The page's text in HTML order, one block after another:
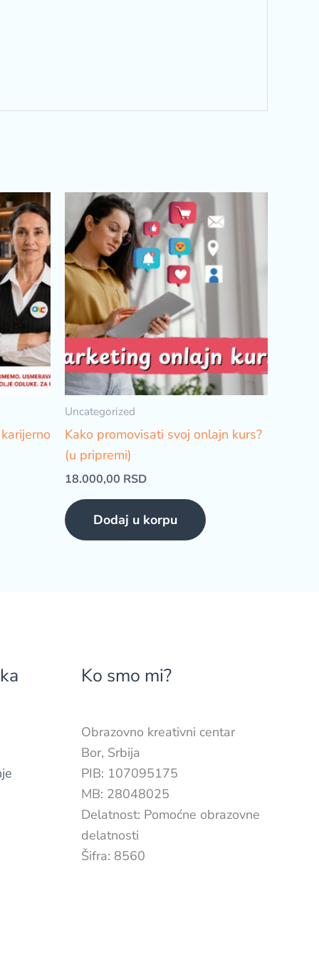
Uncategorized
Kako promovisati svoj onlajn kurs?
(u pripremi)
18.000,00 RSD
Dodaj u korpu
Ko smo mi?
Obrazovno kreativni centar
Bor, Srbija
PIB: 107095175
MB: 28048025
Delatnost: Pomoćne obrazovne
delatnosti
Šifra: 8560